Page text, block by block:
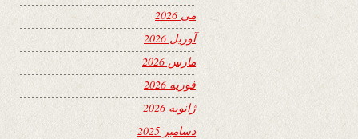
می 2026
آوریل 2026
مارس 2026
فوریه 2026
ژانویه 2026
دسامبر 2025